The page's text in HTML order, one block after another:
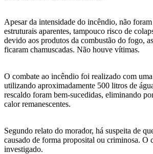
Apesar da intensidade do incêndio, não
estruturais aparentes, tampouco risco de
devido aos produtos da combustão do fogo,
ficaram chamuscadas. Não houve vítimas.
O combate ao incêndio foi realizado com
utilizando aproximadamente 500 litros de
rescaldo foram bem-sucedidas, eliminando
calor remanescentes.
Segundo relato do morador, há suspeita de
causado de forma proposital ou criminosa. O
investigado.